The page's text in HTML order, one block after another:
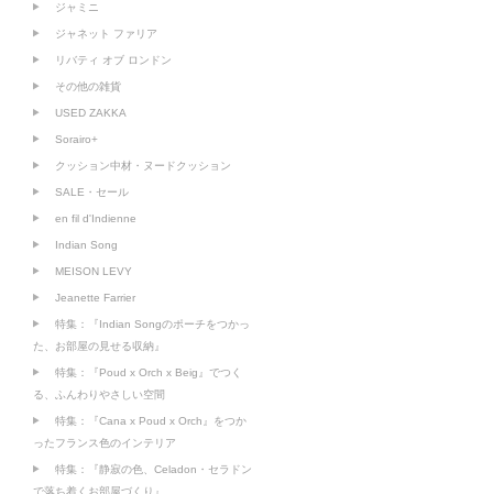
ジャミニ
ジャネット ファリア
リバティ オブ ロンドン
その他の雑貨
USED ZAKKA
Sorairo+
クッション中材・ヌードクッション
SALE・セール
en fil d'Indienne
Indian Song
MEISON LEVY
Jeanette Farrier
特集：『Indian Songのポーチをつかっ
た、お部屋の見せる収納』
特集：『Poud x Orch x Beig』でつく
る、ふんわりやさしい空間
特集：『Cana x Poud x Orch』をつか
ったフランス色のインテリア
特集：『静寂の色、Celadon・セラドン
で落ち着くお部屋づくり』